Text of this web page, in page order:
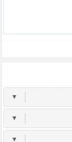
▼
▼
▼